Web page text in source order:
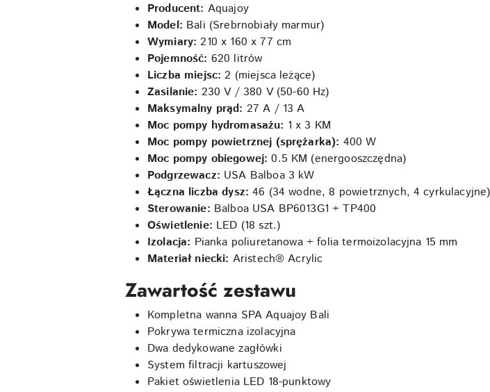
Producent: Aquajoy
Model: Bali (Srebrnobiały marmur)
Wymiary: 210 x 160 x 77 cm
Pojemność: 620 litrów
Liczba miejsc: 2 (miejsca leżące)
Zasilanie: 230 V / 380 V (50-60 Hz)
Maksymalny prąd: 27 A / 13 A
Moc pompy hydromasażu: 1 x 3 KM
Moc pompy powietrznej (sprężarka): 400 W
Moc pompy obiegowej: 0.5 KM (energooszczędna)
Podgrzewacz: USA Balboa 3 kW
Łączna liczba dysz: 46 (34 wodne, 8 powietrznych, 4 cyrkulacyjne)
Sterowanie: Balboa USA BP6013G1 + TP400
Oświetlenie: LED (18 szt.)
Izolacja: Pianka poliuretanowa + folia termoizolacyjna 15 mm
Materiał niecki: Aristech® Acrylic
Zawartość zestawu
Kompletna wanna SPA Aquajoy Bali
Pokrywa termiczna izolacyjna
Dwa dedykowane zagłówki
System filtracji kartuszowej
Pakiet oświetlenia LED 18-punktowy